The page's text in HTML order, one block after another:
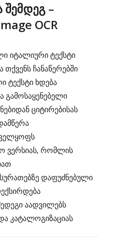
შემდეგ –
OCR
იტალიური ტექსტი
თქვენს ჩანაწერებში
ტექსტი ხდება
გამოსაყენებელი
ციტირებისას
ვერსიას, რომლის
დაფუძნებული
აადვილებს
კატალოგიზაციას